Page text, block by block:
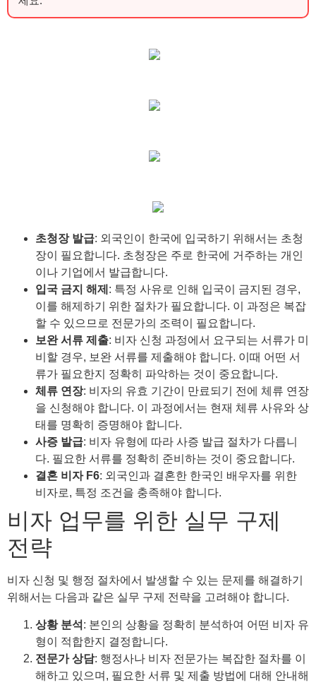
초청장 발급: 외국인이 한국에 입국하기 위해서는 초청
장이 필요합니다. 초청장은 주로 한국에 거주하는 개인
이나 기업에서 발급합니다.
입국 금지 해제 : 특정 사유로 인해 입국이 금지된 경우,
이를 해제하기 위한 절차가 필요합니다. 이 과정은 복잡
할 수 있으므로 전문가의 조력이 필요합니다.
보완 서류 제출: 비자 신청 과정에서 요구되는 서류가 미
비할 경우, 보완 서류를 제출해야 합니다. 이때 어떤 서
류가 필요한지 정확히 파악하는 것이 중요합니다.
체류 연장: 비자의 유효 기간이 만료되기 전에 체류 연장
을 신청해야 합니다. 이 과정에서는 현재 체류 사유와 상
태를 명확히 증명해야 합니다.
사증 발급: 비자 유형에 따라 사증 발급 절차가 다릅니
다. 필요한 서류를 정확히 준비하는 것이 중요합니다.
결혼 비자 F6: 외국인과 결혼한 한국인 배우자를 위한
비자로, 특정 조건을 충족해야 합니다.
비자 업무를 위한 실무 구제
전략
비자 신청 및 행정 절차에서 발생할 수 있는 문제를 해결하기
위해서는 다음과 같은 실무 구제 전략을 고려해야 합니다.
상황 분석 : 본인의 상황을 정확히 분석하여 어떤 비자 유
형이 적합한지 결정합니다.
전문가 상담: 행정사나 비자 전문가는 복잡한 절차를 이
해하고 있으며, 필요한 서류 및 제출 방법에 대해 안내해